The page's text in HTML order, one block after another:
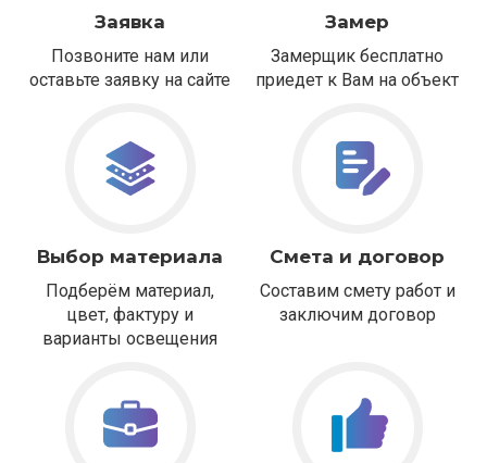
Заявка
Позвоните нам или
оставьте заявку на сайте
Замер
Замерщик бесплатно
приедет к Вам на объект
Выбор материала
Подберём материал,
цвет, фактуру и
варианты освещения
Смета и договор
Составим смету работ и
заключим договор